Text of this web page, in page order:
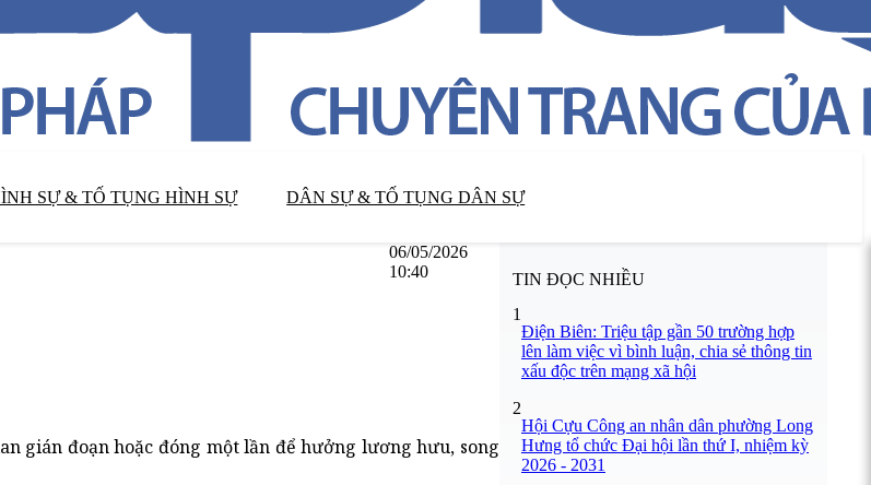
SỰ & TỐ TỤNG HÌNH SỰ DÂN SỰ & TỐ TỤNG DÂN SỰ
06/05/2026
10:40
gián đoạn hoặc đóng một lần để hưởng lương hưu, song
TIN ĐỌC NHIỀU
1
Điện Biên: Triệu tập gần 50 trường hợp
lên làm việc vì bình luận, chia sẻ thông tin
xấu độc trên mạng xã hội
2
Hội Cựu Công an nhân dân phường Long
Hưng tổ chức Đại hội lần thứ I, nhiệm kỳ
2026 - 2031